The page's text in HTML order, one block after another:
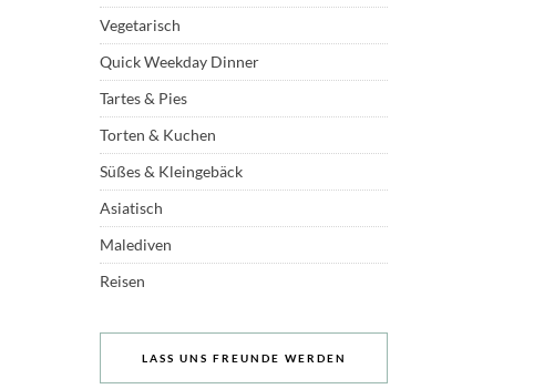
Vegetarisch
Quick Weekday Dinner
Tartes & Pies
Torten & Kuchen
Süßes & Kleingebäck
Asiatisch
Malediven
Reisen
LASS UNS FREUNDE WERDEN